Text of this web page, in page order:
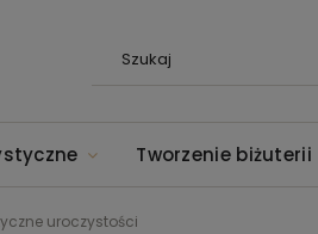
Tworzenie biżuterii
uroczystości